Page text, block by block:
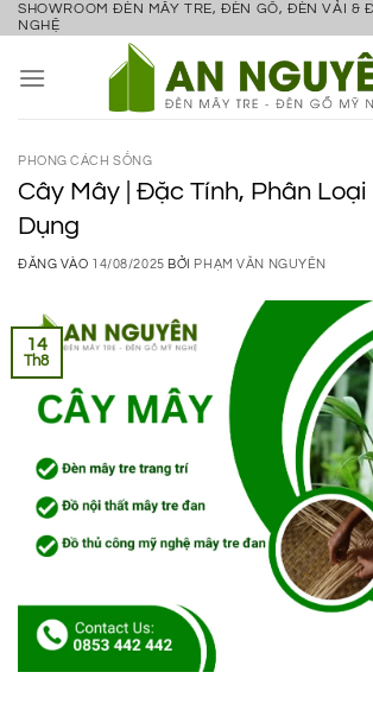
Bỏ
nội
SHOWROOM ĐÈN MÂY TRE, ĐÈN GỖ, ĐÈN VẢI &
NGHỆ
PHONG CÁCH SỐNG
Cây Mây | Đặc Tính, Phân Loại
Dụng
ĐĂNG VÀO 14/08/2025 BỞI PHẠM VĂN NGUYÊN
14
Th8